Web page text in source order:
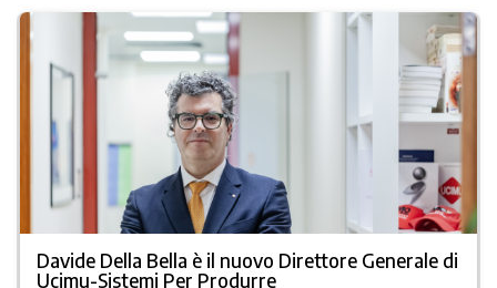
Davide Della Bella è il nuovo Direttore Generale di
Ucimu-Sistemi Per Produrre